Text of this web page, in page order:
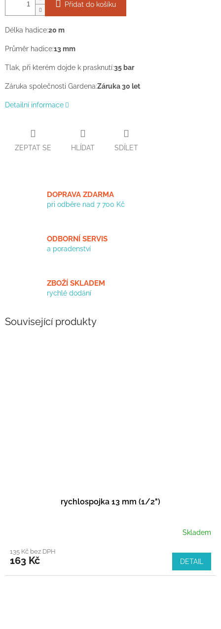
Přidat do košíku
Délka hadice:20 m
Průměr hadice:13 mm
Tlak, při kterém dojde k prasknutí:35 bar
Záruka společnosti Gardena:Záruka 30 let
Detailní informace
ZEPTAT SE HLÍDAT SDÍLET
DOPRAVA ZDARMA
pri odběre nad 7 700 Kč
ODBORNÍ SERVIS
a poradenství
ZBOŽÍ SKLADEM
rychlé dodání
Související produkty
rychlospojka 13 mm (1/2")
Skladem
135 Kč bez DPH
163 Kč DETAIL